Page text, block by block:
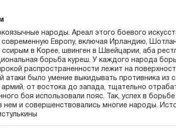
народы. Ареал этого боевого
Европу, включая Ирландию,
в Корее, швинген в Швейцарии, аба
борьба куреш. У каждого народа
распространенности лежит на
атаки было умение выкидывать противника из
от востока до запада, тщательно
боя использовали пояс. Так, успех в
нем и совершенствовались многие народы.